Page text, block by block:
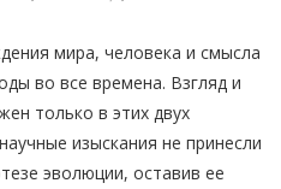
мира, человека и смысла
во все времена. Взгляд и
только в этих двух
изыскания не принесли
эволюции, оставив ее